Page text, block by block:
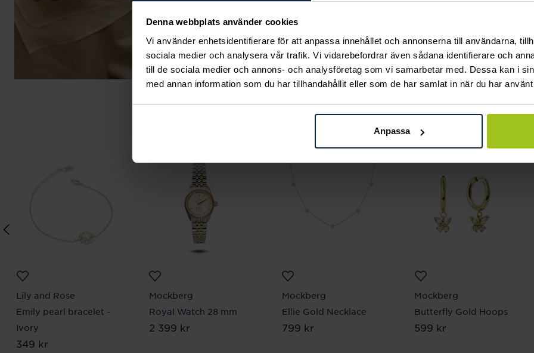
Denna webbplats använder cookies
Vi använder enhetsidentifierare för att anpassa innehållet och annonserna till användarna,
sociala medier och analysera vår trafik. Vi vidarebefordrar även sådana identifierare och
till de sociala medier och annons- och analysföretag som vi samarbetar med. Dessa kan i
med annan information som du har tillhandahållit eller som de har samlat in när du har
Anpassa
Andra köpte också
Lily and Rose
Emily pearl bracelet -
Ivory
Pris :349 kr
349 kr
Mockberg
Royal Watch 28 mm
Pris:2 399 kr
2 399 kr
Mockberg
Ellie Gold Necklace
Pris:799 kr
799 kr
Mockberg
Butterfly Gold Hoops
Pris :599 kr
599 kr